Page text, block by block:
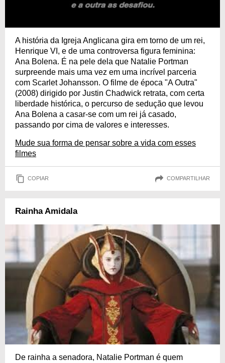
A história da Igreja Anglicana gira em torno de um rei,
Henrique VI, e de uma controversa figura feminina:
Ana Bolena. É na pele dela que Natalie Portman
surpreende mais uma vez em uma incrível parceria
com Scarlet Johansson. O filme de época "A Outra"
(2008) dirigido por Justin Chadwick retrata, com certa
liberdade histórica, o percurso de sedução que levou
Ana Bolena a casar-se com um rei já casado,
passando por cima de valores e interesses.
Mude sua forma de pensar sobre a vida com esses
filmes
COPIAR COMPARTILHAR
Rainha Amidala
De rainha a senadora, Natalie Portman é quem